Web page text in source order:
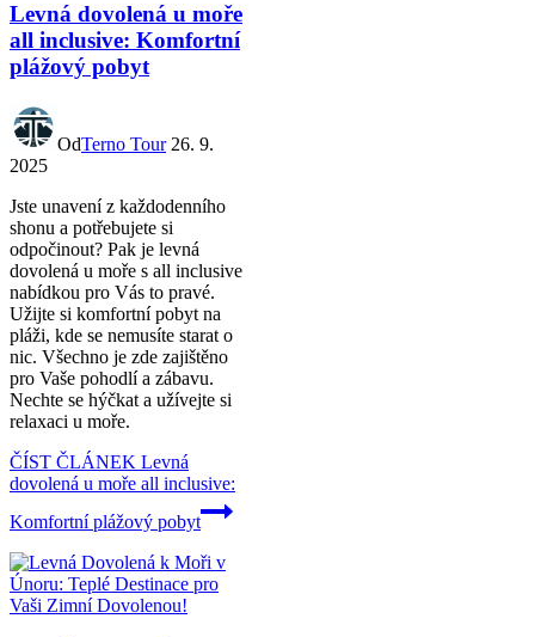
Levná dovolená u moře
all inclusive: Komfortní
plážový pobyt
OdTerno Tour 26. 9.
2025
Jste unavení z každodenního
shonu a potřebujete si
odpočinout? Pak je levná
dovolená u moře s all inclusive
nabídkou pro Vás to pravé.
Užijte si komfortní pobyt na
pláži, kde se nemusíte starat o
nic. Všechno je zde zajištěno
pro Vaše pohodlí a zábavu.
Nechte se hýčkat a užívejte si
relaxaci u moře.
ČÍST ČLÁNEK Levná
dovolená u moře all inclusive:
Komfortní plážový pobyt